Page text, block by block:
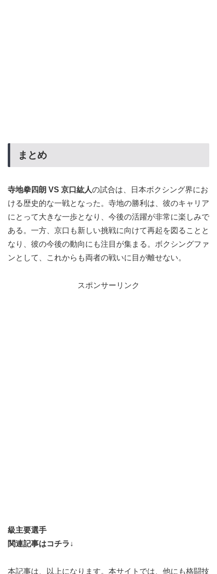
まとめ
寺地拳四朗 VS 京口紘人の試合は、日本ボクシング界にお
ける歴史的な一戦となった。寺地の勝利は、彼のキャリア
にとって大きな一歩となり、今後の活躍が非常に楽しみで
ある。一方、京口も新しい挑戦に向けて再起を図ることと
なり、彼の今後の動向にも注目が集まる。ボクシングファ
ンとして、これからも両者の戦いに目が離せない。
スポンサーリンク
級主要選手
関連記事はコチラ↓
本記事は、以上になります。本サイトでは、他にも格闘技